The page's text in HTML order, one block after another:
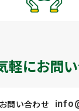
軽にお問い
問い合わせ